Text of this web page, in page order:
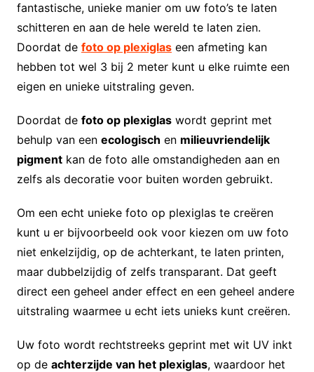
fantastische, unieke manier om uw foto’s te laten
schitteren en aan de hele wereld te laten zien.
Doordat de foto op plexiglaseen afmeting kan
hebben tot wel 3 bij 2 meter kunt u elke ruimte een
eigen en unieke uitstraling geven.
Doordat de foto op plexiglaswordt geprint met
behulp van een ecologisch en milieuvriendelijk
pigmentkan de foto alle omstandigheden aan en
zelfs als decoratie voor buiten worden gebruikt.
Om een echt unieke foto op plexiglas te creëren
kunt u er bijvoorbeeld ook voor kiezen om uw foto
niet enkelzijdig, op de achterkant, te laten printen,
maar dubbelzijdig of zelfs transparant. Dat geeft
direct een geheel ander effect en een geheel andere
uitstraling waarmee u echt iets unieks kunt creëren.
Uw foto wordt rechtstreeks geprint met wit UV inkt
op de achterzijde van het plexiglas, waardoor het